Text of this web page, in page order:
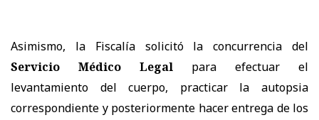
Asimismo, la Fiscalía solicitó la concurrencia del
Servicio Médico Legal para efectuar el
levantamiento del cuerpo, practicar la autopsia
correspondiente y posteriormente hacer entrega de los